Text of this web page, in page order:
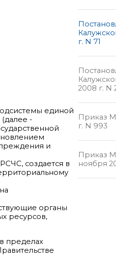
единой
-
и
создается в
органы
ресурсов,
пределах
г. N 71
2008 г. N
Приказ
г. N 993
Приказ
ноября